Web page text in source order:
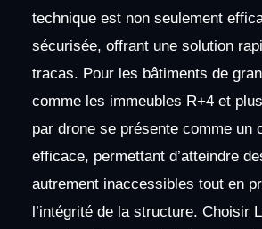
technique est non seulement
sécurisée, offrant une solution
tracas. Pour les bâtiments de
comme les immeubles R+4 et
par drone se présente comme un
efficace, permettant d’atteindre
autrement inaccessibles tout en
l’intégrité de la structure. Choisir